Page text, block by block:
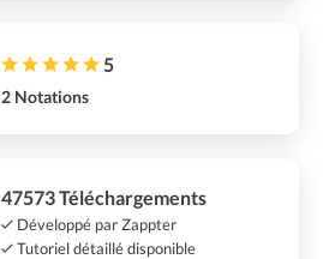
5
2 Notations
47573 Téléchargements
Développé par Zappter
Tutoriel détaillé disponible